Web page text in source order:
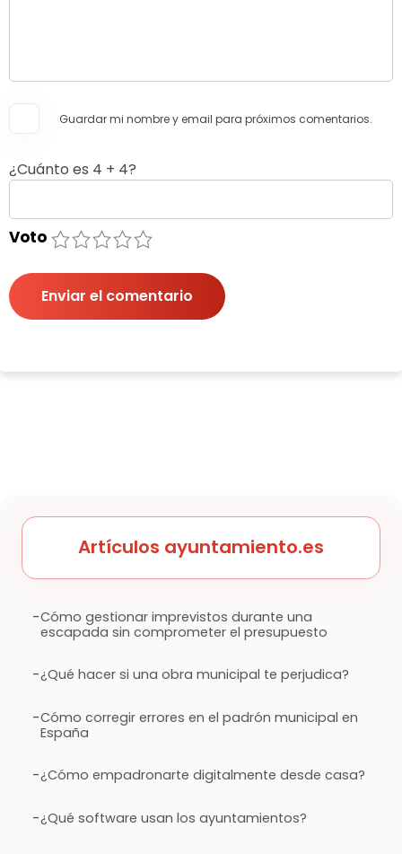
Guardar mi nombre y email para próximos comentarios.
¿Cuánto es 4 + 4?
Voto 5
4
3
2
1
Enviar el comentario
Artículos ayuntamiento.es
-Cómo gestionar imprevistos durante una
escapada sin comprometer el presupuesto
-¿Qué hacer si una obra municipal te perjudica?
-Cómo corregir errores en el padrón municipal en
España
-¿Cómo empadronarte digitalmente desde casa?
-¿Qué software usan los ayuntamientos?